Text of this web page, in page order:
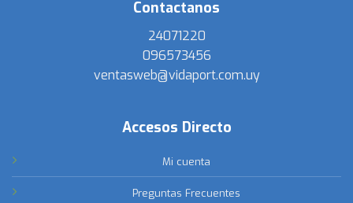
Contactanos
24071220
096573456
ventasweb@vidaport.com.uy
Accesos Directo
Mi cuenta
Preguntas Frecuentes